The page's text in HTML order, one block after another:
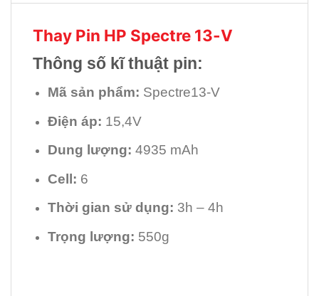
Thay Pin HP Spectre 13-V
Thông số kĩ thuật pin:
Mã sản phẩm: Spectre13-V
Điện áp: 15,4V
Dung lượng: 4935 mAh
Cell: 6
Thời gian sử dụng: 3h – 4h
Trọng lượng: 550g